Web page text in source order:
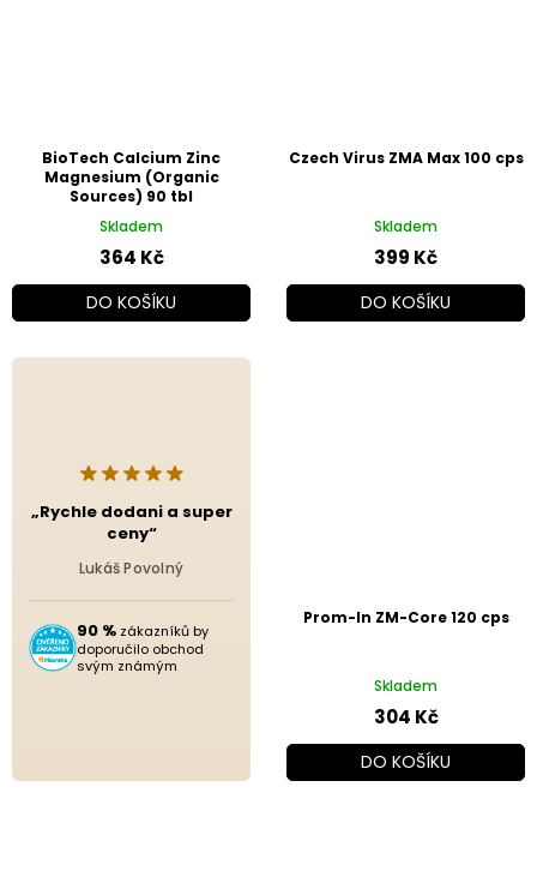
BioTech Calcium Zinc
Magnesium (Organic
Sources) 90 tbl
Skladem
364 Kč
DO KOŠÍKU
Czech Virus ZMA Max 100 cps
Skladem
399 Kč
DO KOŠÍKU
„Rychle dodani a super
ceny“
Lukáš Povolný
90 % zákazníků by
doporučilo obchod
svým známým
Prom-In ZM-Core 120 cps
Skladem
304 Kč
DO KOŠÍKU